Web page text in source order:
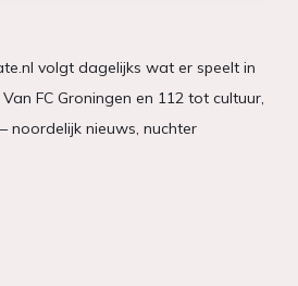
volgt dagelijks wat er speelt in
FC Groningen en 112 tot cultuur,
noordelijk nieuws, nuchter